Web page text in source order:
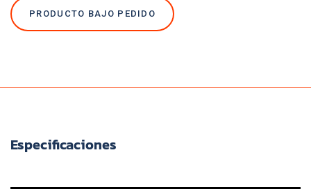
PRODUCTO BAJO PEDIDO
Especificaciones